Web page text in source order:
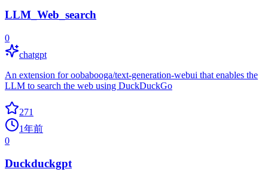
LLM_Web_search
0
chatgpt
An extension for oobabooga/text-generation-webui that enables the
LLM to search the web using DuckDuckGo
271
1年前
0
Duckduckgpt